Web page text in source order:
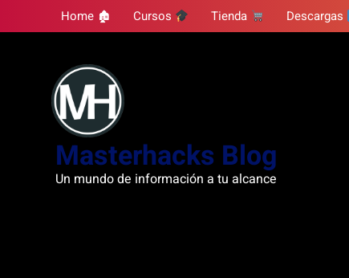
to
Home 🏚 Cursos Tienda Descargas
Masterhacks Blog
Un mundo de información a tu alcance